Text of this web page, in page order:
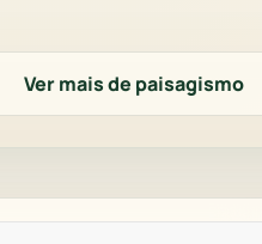
Ver mais de paisagismo